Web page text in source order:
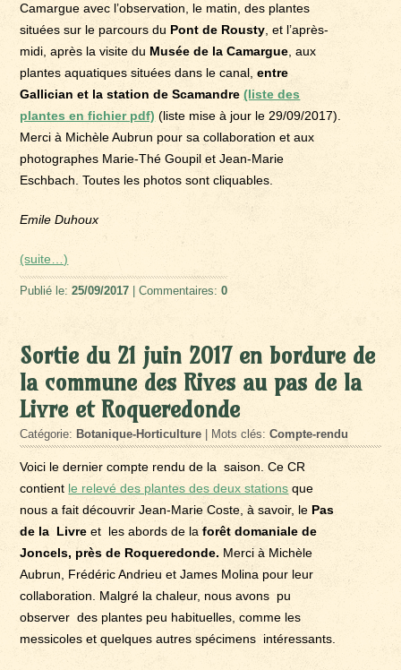
Camargue avec l’observation, le matin, des plantes
situées sur le parcours du Pont de Rousty , et l’après-
midi, après la visite du Musée de la Camargue , aux
plantes aquatiques situées dans le canal,entre
Gallician et la station de Scamandre(liste des
plantes en fichier pdf) (liste mise à jour le 29/09/2017).
Merci à Michèle Aubrun pour sa collaboration et aux
photographes Marie-Thé Goupil et Jean-Marie
Eschbach. Toutes les photos sont cliquables.
Emile Duhoux
(suite…)
Publié le:25/09/2017 | Commentaires:0
Sortie du 21 juin 2017 en bordure de
la commune des Rives au pas de la
Livre et Roqueredonde
Catégorie: Botanique-Horticulture | Mots clés:Compte-rendu
Voici le dernier compte rendu de la saison. Ce CR
contient le relevé des plantes des deux stations que
nous a fait découvrir Jean-Marie Coste, à savoir, le Pas
de la Livre et les abords de laforêt domaniale de
Joncels, près de Roqueredonde. Merci à Michèle
Aubrun, Frédéric Andrieu et James Molina pour leur
collaboration. Malgré la chaleur, nous avons pu
observer des plantes peu habituelles, comme les
messicoles et quelques autres spécimens intéressants.